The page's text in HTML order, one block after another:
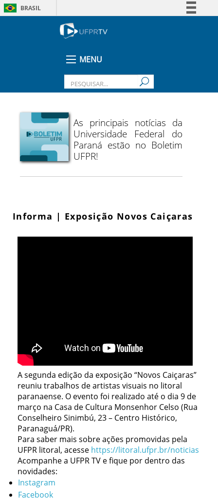
BRASIL
Legislação
MENU
As principais notícias da
Universidade Federal do
Paraná estão no Boletim
UFPR!
Informa | Exposição Novos Caiçaras
A segunda edição da exposição “Novos Caiçaras”
reuniu trabalhos de artistas visuais no litoral
paranaense. O evento foi realizado até o dia 9 de
março na Casa de Cultura Monsenhor Celso (Rua
Conselheiro Sinimbú, 23 – Centro Histórico,
Paranaguá/PR).
Para saber mais sobre ações promovidas pela
UFPR litoral, acesse https://litoral.ufpr.br/noticias
Acompanhe a UFPR TV e fique por dentro das
novidades:
Instagram
Facebook